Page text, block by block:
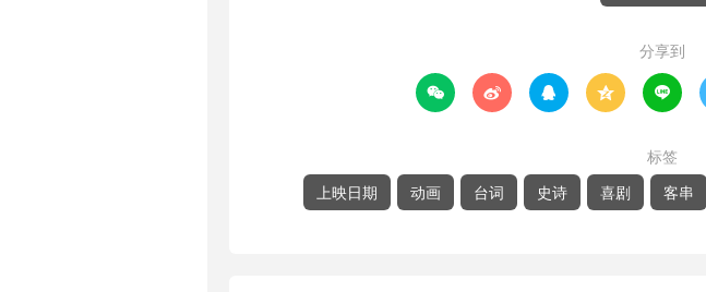
分享到
    
标签
上映日期
动画 台词 史诗 喜剧 客串